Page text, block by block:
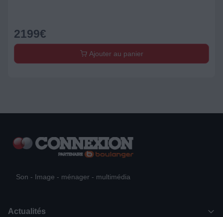
2199€
Ajouter au panier
Son - Image - ménager - multimédia
Actualités